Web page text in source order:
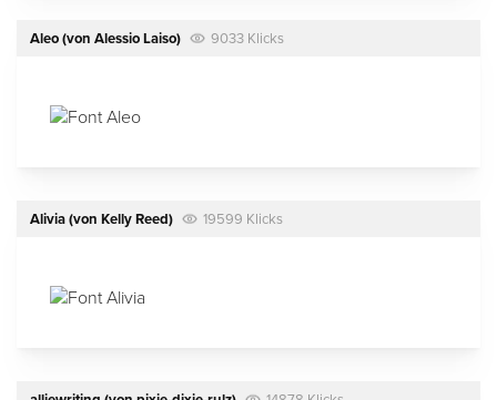
Aleo(von Alessio Laiso) 9033 Klicks
Alivia(von Kelly Reed) 19599 Klicks